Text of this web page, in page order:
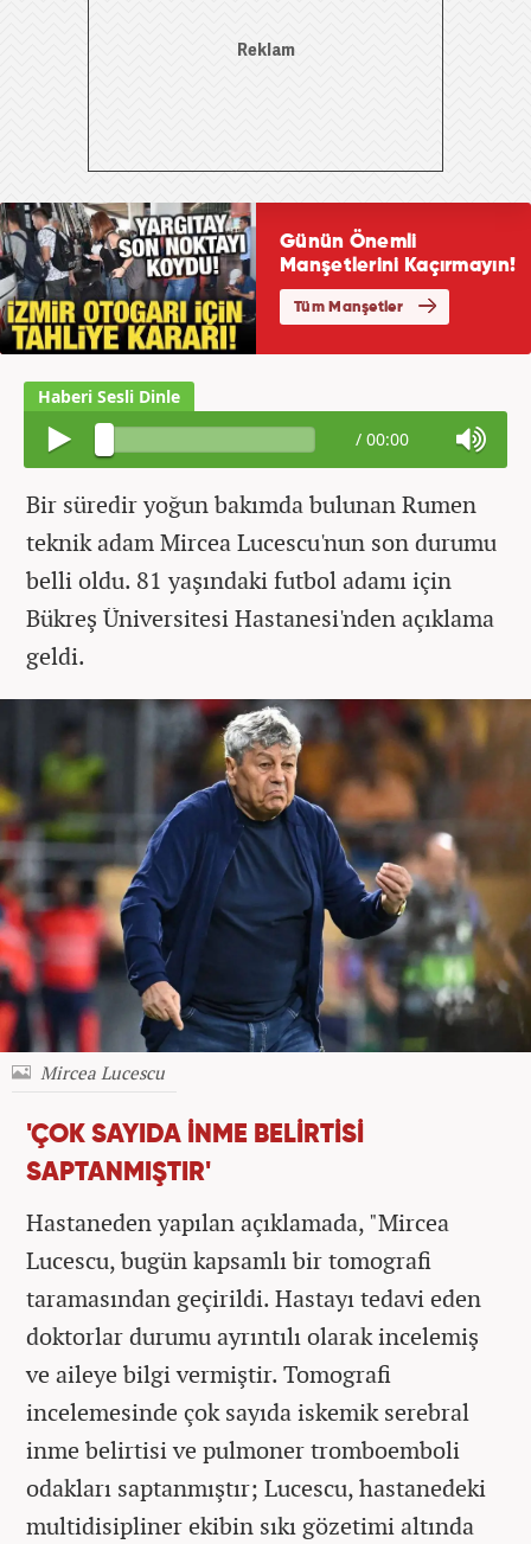
/ 00:00
Bir süredir yoğun bakımda bulunan Rumen
teknik adam Mircea Lucescu'nun son durumu
belli oldu. 81 yaşındaki futbol adamı için
Bükreş Üniversitesi Hastanesi'nden açıklama
geldi.
Mircea Lucescu
'ÇOK SAYIDA İNME BELİRTİSİ
SAPTANMIŞTIR'
Hastaneden yapılan açıklamada, "Mircea
Lucescu, bugün kapsamlı bir tomografi
taramasından geçirildi. Hastayı tedavi eden
doktorlar durumu ayrıntılı olarak incelemiş
ve aileye bilgi vermiştir. Tomografi
incelemesinde çok sayıda iskemik serebral
inme belirtisi ve pulmoner tromboemboli
odakları saptanmıştır; Lucescu, hastanedeki
multidisipliner ekibin sıkı gözetimi altında